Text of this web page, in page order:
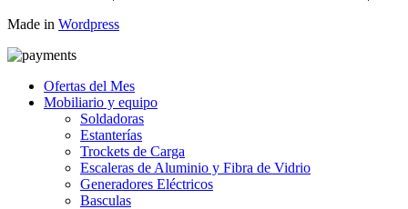
Made in Wordpress
Ofertas del Mes
Mobiliario y equipo
Soldadoras
Estanterías
Trockets de Carga
Escaleras de Aluminio y Fibra de Vidrio
Generadores Eléctricos
Basculas